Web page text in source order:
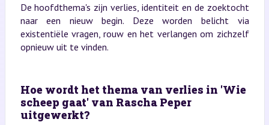
De hoofdthema's zijn verlies, identiteit en de zoektocht
naar een nieuw begin. Deze worden belicht via
existentiële vragen, rouw en het verlangen om zichzelf
opnieuw uit te vinden.
Hoe wordt het thema van verlies in 'Wie
scheep gaat' van Rascha Peper
uitgewerkt?